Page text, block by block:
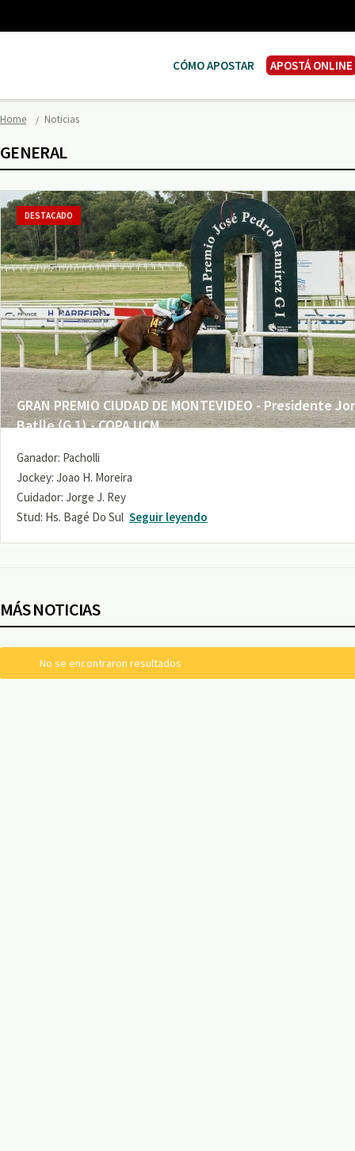
CÓMO APOSTAR APOSTÁ ONLINE
Home Noticias
GENERAL
GRAN PREMIO CIUDAD DE MONTEVIDEO - Presidente
Batlle (G 1) - COPA UCM
DESTACADO
Ganador: Pacholli
Jockey: Joao H. Moreira
Cuidador: Jorge J. Rey
Stud: Hs. Bagé Do Sul Seguir leyendo
MÁS NOTICIAS
No se encontraron resultados